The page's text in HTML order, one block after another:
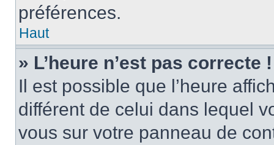
préférences.
Haut
» L’heure n’est pas correcte !
Il est possible que l’heure
différent de celui dans lequel
vous sur votre panneau de